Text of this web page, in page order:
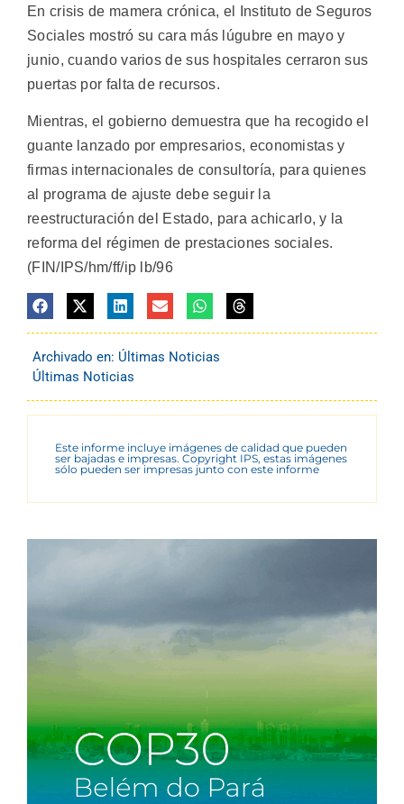
En crisis de mamera crónica, el Instituto de Seguros
Sociales mostró su cara más lúgubre en mayo y
junio, cuando varios de sus hospitales cerraron sus
puertas por falta de recursos.
Mientras, el gobierno demuestra que ha recogido el
guante lanzado por empresarios, economistas y
firmas internacionales de consultoría, para quienes
al programa de ajuste debe seguir la
reestructuración del Estado, para achicarlo, y la
reforma del régimen de prestaciones sociales.
(FIN/IPS/hm/ff/ip lb/96
Archivado en: Últimas Noticias
Últimas Noticias
Este informe incluye imágenes de calidad que pueden
ser bajadas e impresas. Copyright IPS, estas imágenes
sólo pueden ser impresas junto con este informe